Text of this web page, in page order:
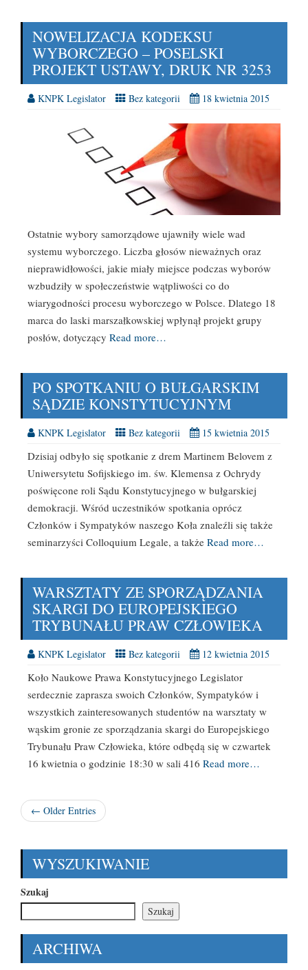
NOWELIZACJA KODEKSU
WYBORCZEGO – POSELSKI
PROJEKT USTAWY, DRUK NR 3253
KNPK Legislator Bez kategorii 18 kwietnia 2015
Ostatnie wybory samorządowe ujawniły wiele wad
systemu wyborczego. Liczba głosów nieważnych oraz
nieprawidłowości, jakie miały miejsce podczas wyborów
wzbudziły w społeczeństwie wątpliwości co do
wiarygodności procesu wyborczego w Polsce. Dlatego 18
marca do laski marszałkowskiej wpłynął projekt grupy
posłów, dotyczący Read more…
PO SPOTKANIU O BUŁGARSKIM
SĄDZIE KONSTYTUCYJNYM
KNPK Legislator Bez kategorii 15 kwietnia 2015
Dzisiaj odbyło się spotkanie z drem Martinem Belovem z
Uniwersytetu Sofijskiego im. św. Klemensa z Ochrydy
poświęcone roli Sądu Konstytucyjnego w bułgarskiej
demokracji. Wśród uczestników spotkania oprócz
Członków i Sympatyków naszego Koła znaleźli się także
seminarzyści Colloquium Legale, a także Read more…
WARSZTATY ZE SPORZĄDZANIA
SKARGI DO EUROPEJSKIEGO
TRYBUNAŁU PRAW CZŁOWIEKA
KNPK Legislator Bez kategorii 12 kwietnia 2015
Koło Naukowe Prawa Konstytucyjnego Legislator
serdecznie zaprasza swoich Członków, Sympatyków i
wszystkich zainteresowanych studentów na warsztaty w
wąskim gronie ze sporządzania skargi do Europejskiego
Trybunału Praw Człowieka, które odbędą się w czwartek
16 kwietnia o godzinie 18:30 w sali 416 Read more…
← Older Entries
WYSZUKIWANIE
Szukaj
Szukaj
ARCHIWA